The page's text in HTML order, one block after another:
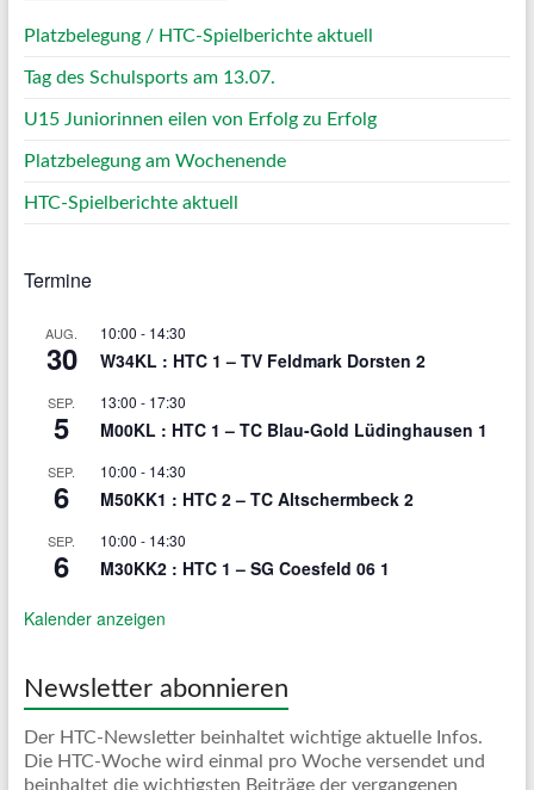
Platzbelegung / HTC-Spielberichte aktuell
Tag des Schulsports am 13.07.
U15 Juniorinnen eilen von Erfolg zu Erfolg
Platzbelegung am Wochenende
HTC-Spielberichte aktuell
Termine
AUG.
30
10:00 - 14:30
W34KL : HTC 1 – TV Feldmark Dorsten 2
SEP.
5
13:00 - 17:30
M00KL : HTC 1 – TC Blau-Gold Lüdinghausen 1
SEP.
6
10:00 - 14:30
M50KK1 : HTC 2 – TC Altschermbeck 2
SEP.
6
10:00 - 14:30
M30KK2 : HTC 1 – SG Coesfeld 06 1
Kalender anzeigen
Newsletter abonnieren
Der HTC-Newsletter beinhaltet wichtige aktuelle Infos.
Die HTC-Woche wird einmal pro Woche versendet und
beinhaltet die wichtigsten Beiträge der vergangenen